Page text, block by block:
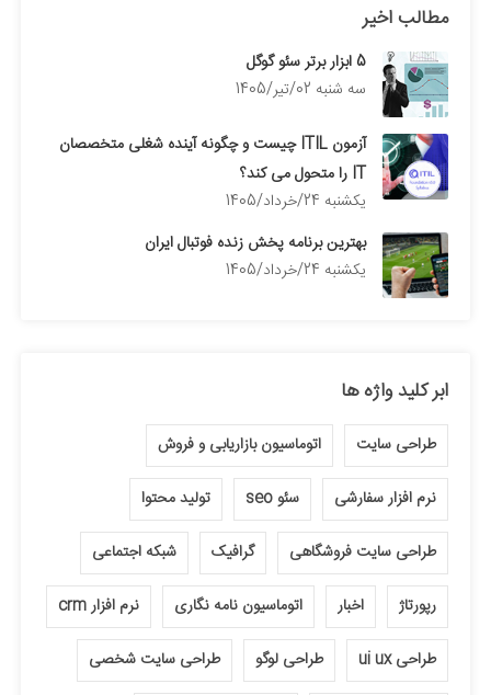
مطالب اخیر
5 ابزار برتر سئو گوگل
سه شنبه 02/تیر/1405
آزمون ITIL چیست و چگونه آینده شغلی متخصصان
IT را متحول می کند؟
يكشنبه 24/خرداد/1405
بهترین برنامه پخش زنده فوتبال ایران
يكشنبه 24/خرداد/1405
ابر کلید واژه ها
طراحی سایت اتوماسیون بازاریابی و فروش
نرم افزار سفارشی سئو seo تولید محتوا
طراحی سایت فروشگاهی گرافیک شبکه اجتماعی
رپورتاژ اخبار اتوماسیون نامه نگاری نرم افزار crm
طراحی ui ux طراحی لوگو طراحی سایت شخصی